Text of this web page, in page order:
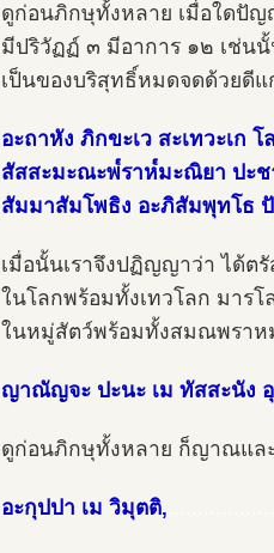
ดูก่อนภิกษุทั้งหลาย เมื่อใดปัญ
มีปริวัฏฏ์ ๓ มีอาการ ๑๒ เช่น
เป็นของบริสุทธิ์หมดจดด้วยดีแ
อะถาหัง ภิกขะเว สะเทวะเก
สัสสะมะณะพ๎ราห๎มะณิยา ปะช
สัมมาสัมโพธิง อะภิสัมพุทโธ
เมื่อนั้นเราจึงปฏิญญาว่า ได้ต
ในโลกพร้อมทั้งเทวโลก มาร
ในหมู่สัตว์พร้อมทั้งสมณพรา
ญาณัญจะ ปะนะ เม ทัสสะนัง
ดูก่อนภิกษุทั้งหลาย ก็ญาณแล
อะกุปปา เม วิมุตติ,